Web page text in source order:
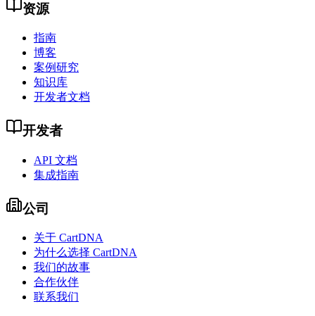
资源
指南
博客
案例研究
知识库
开发者文档
开发者
API 文档
集成指南
公司
关于 CartDNA
为什么选择 CartDNA
我们的故事
合作伙伴
联系我们